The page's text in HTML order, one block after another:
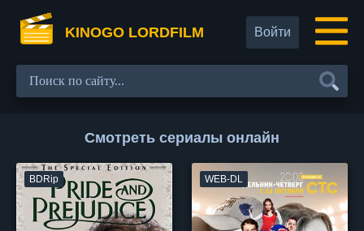
KINOGO LORDFILM Войти
Смотреть сериалы онлайн
BDRip WEB-DL